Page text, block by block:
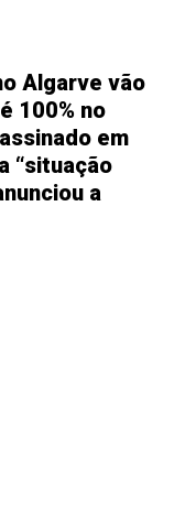
Algarve vão
100% no
em
“situação
a